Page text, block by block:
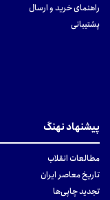
راهنمای خرید و ارسال
پشتیبانی
پیشنهاد نهنگ
مطالعات انقلاب
تاریخ معاصر ایران
تجدید چاپی‌ها